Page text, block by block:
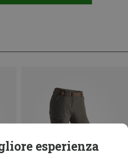
esperienza